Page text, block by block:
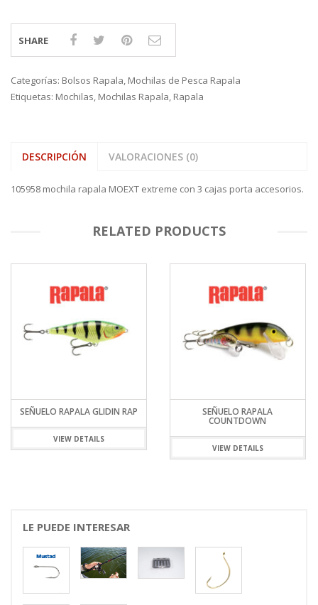
SHARE
Categorías: Bolsos Rapala, Mochilas de Pesca Rapala
Etiquetas: Mochilas, Mochilas Rapala, Rapala
DESCRIPCIÓN VALORACIONES (0)
105958 mochila rapala MOEXT extreme con 3 cajas porta accesorios.
RELATED PRODUCTS
SEÑUELO RAPALA GLIDIN RAP
VIEW DETAILS
SEÑUELO RAPALA
COUNTDOWN
VIEW DETAILS
LE PUEDE INTERESAR